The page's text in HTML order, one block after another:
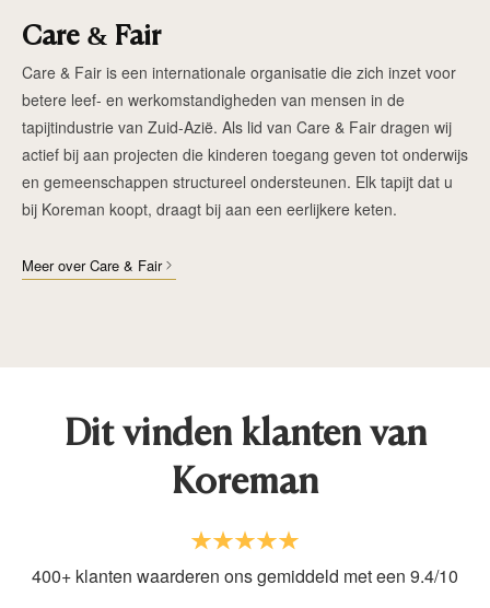
Care & Fair
Care & Fair is een internationale organisatie die zich inzet voor
betere leef- en werkomstandigheden van mensen in de
tapijtindustrie van Zuid-Azië. Als lid van Care & Fair dragen wij
actief bij aan projecten die kinderen toegang geven tot onderwijs
en gemeenschappen structureel ondersteunen. Elk tapijt dat u
bij Koreman koopt, draagt bij aan een eerlijkere keten.
Meer over Care & Fair
Dit vinden klanten van
Koreman
400+ klanten waarderen ons gemiddeld met een 9.4/10